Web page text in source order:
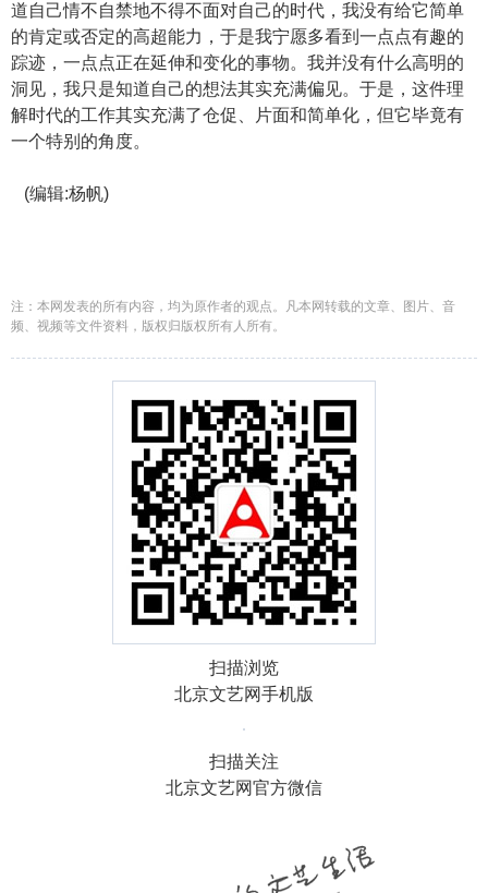
道自己情不自禁地不得不面对自己的时代，我没有给它简单
的肯定或否定的高超能力，于是我宁愿多看到一点点有趣的
踪迹，一点点正在延伸和变化的事物。我并没有什么高明的
洞见，我只是知道自己的想法其实充满偏见。于是，这件理
解时代的工作其实充满了仓促、片面和简单化，但它毕竟有
一个特别的角度。
(编辑:杨帆)
注：本网发表的所有内容，均为原作者的观点。凡本网转载的文章、图片、音
频、视频等文件资料，版权归版权所有人所有。
扫描浏览
北京文艺网手机版
扫描关注
北京文艺网官方微信